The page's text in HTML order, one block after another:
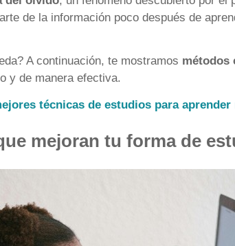
de la información poco después de
A continuación, te mostramos métodos
y de manera efectiva.
técnicas de estudios para
mejoran tu forma de